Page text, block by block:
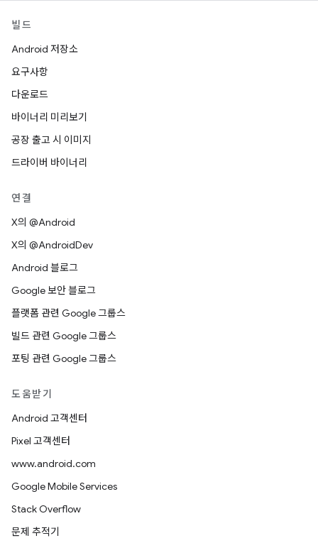
빌드
Android 저장소
요구사항
다운로드
바이너리 미리보기
공장 출고 시 이미지
드라이버 바이너리
연결
X의 @Android
X의 @AndroidDev
Android 블로그
Google 보안 블로그
플랫폼 관련 Google 그룹스
빌드 관련 Google 그룹스
포팅 관련 Google 그룹스
도움받기
Android 고객센터
Pixel 고객센터
www.android.com
Google Mobile Services
Stack Overflow
문제 추적기